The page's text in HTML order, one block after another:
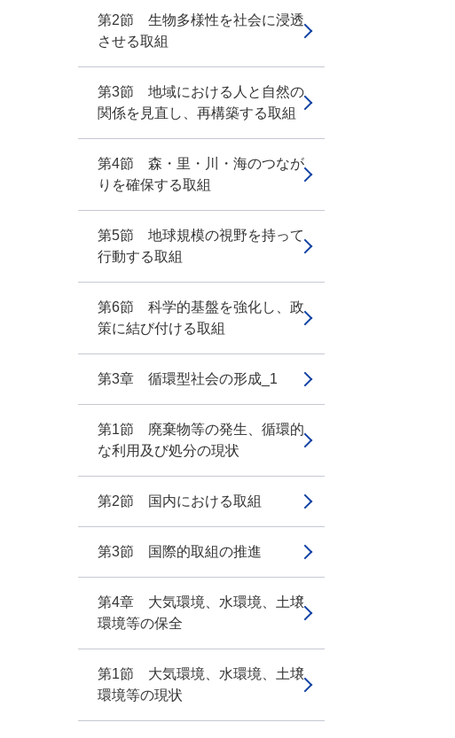
第2節 生物多様性を社会に浸透
させる取組
第3節 地域における人と自然の
関係を見直し、再構築する取組
第4節 森・里・川・海のつなが
りを確保する取組
第5節 地球規模の視野を持って
行動する取組
第6節 科学的基盤を強化し、政
策に結び付ける取組
第3章 循環型社会の形成_1
第1節 廃棄物等の発生、循環的
な利用及び処分の現状
第2節 国内における取組
第3節 国際的取組の推進
第4章 大気環境、水環境、土壌
環境等の保全
第1節 大気環境、水環境、土壌
環境等の現状